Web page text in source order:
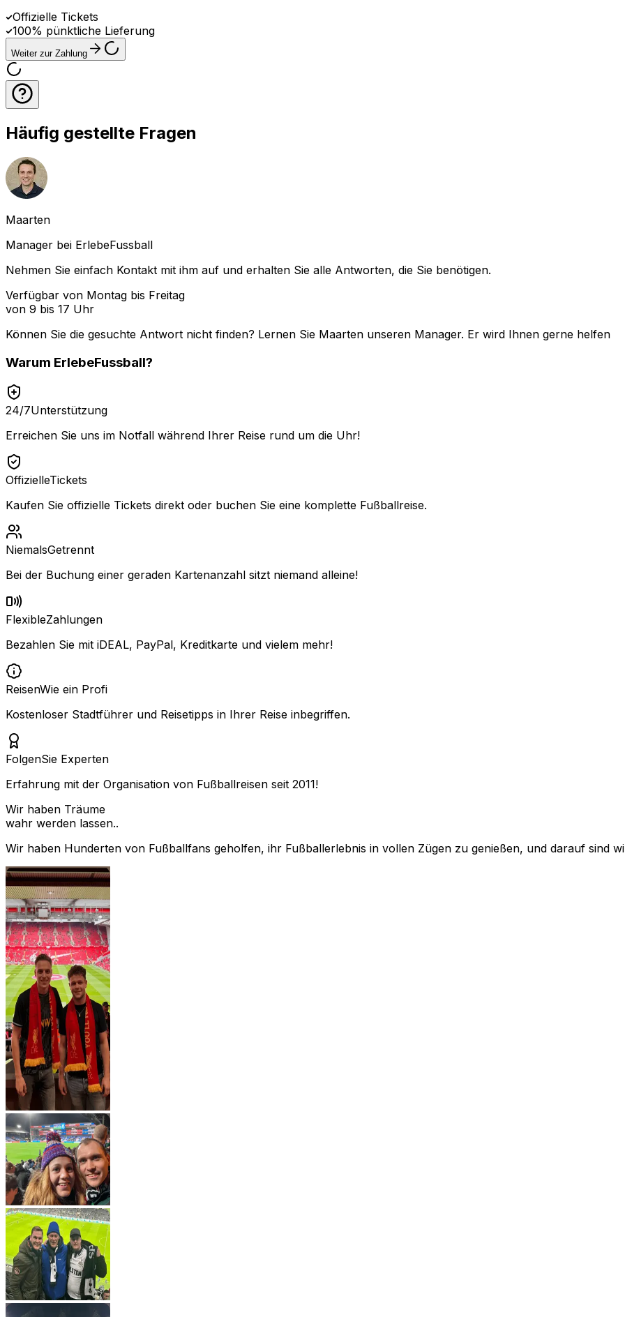
Offizielle Tickets
100% pünktliche Lieferung
Weiter zur Zahlung
Häufig gestellte Fragen
Maarten
Manager bei ErlebeFussball
Nehmen Sie einfach Kontakt mit ihm auf und erhalten Sie alle Antworten, die Sie benötigen.
Verfügbar von Montag bis Freitag
von 9 bis 17 Uhr
Können Sie die gesuchte Antwort nicht finden? Lernen Sie Maarten unseren Manager. Er wird Ihnen gerne helfen
Warum ErlebeFussball?
24/7Unterstützung
Erreichen Sie uns im Notfall während Ihrer Reise rund um die Uhr!
OffizielleTickets
Kaufen Sie offizielle Tickets direkt oder buchen Sie eine komplette Fußballreise.
NiemalsGetrennt
Bei der Buchung einer geraden Kartenanzahl sitzt niemand alleine!
FlexibleZahlungen
Bezahlen Sie mit iDEAL, PayPal, Kreditkarte und vielem mehr!
ReisenWie ein Profi
Kostenloser Stadtführer und Reisetipps in Ihrer Reise inbegriffen.
FolgenSie Experten
Erfahrung mit der Organisation von Fußballreisen seit 2011!
Wir haben Träume
wahr werden lassen..
Wir haben Hunderten von Fußballfans geholfen, ihr Fußballerlebnis in vollen Zügen zu genießen, und darauf sind